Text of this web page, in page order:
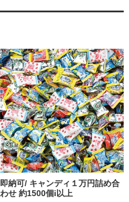
即納可/ キャンディ１万円詰め合
わせ 約1500個i以上